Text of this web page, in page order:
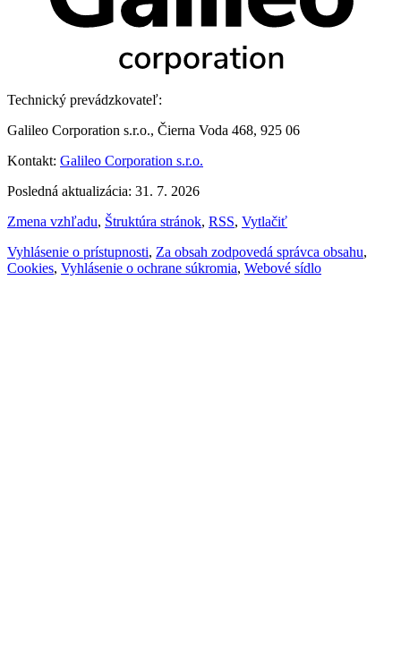
Technický prevádzkovateľ:
Galileo Corporation s.r.o., Čierna Voda 468, 925 06
Kontakt: Galileo Corporation s.r.o.
Posledná aktualizácia: 31. 7. 2026
Zmena vzhľadu, Štruktúra stránok, RSS, Vytlačiť
Vyhlásenie o prístupnosti, Za obsah zodpovedá správca obsahu,
Cookies, Vyhlásenie o ochrane súkromia, Webové sídlo